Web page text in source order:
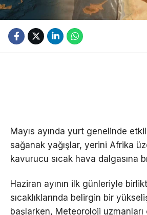
Mayıs ayında yurt genelinde
sağanak yağışlar, yerini Afrika
kavurucu sıcak hava dalgasına
Haziran ayının ilk günleriyle
sıcaklıklarında belirgin bir
başlarken, Meteoroloji uzmanları